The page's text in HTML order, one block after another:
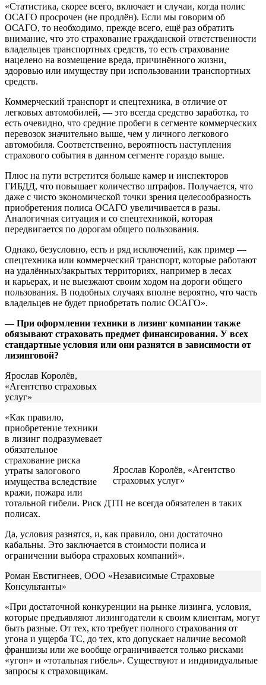
«Статистика, скорее всего, включает и случаи, когда полис
ОСАГО просрочен (не продлён). Если мы говорим об
ОСАГО, то необходимо, прежде всего, ещё раз обратить
внимание, что это страхование гражданской ответственности
владельцев транспортных средств, то есть страхование
нацелено на возмещение вреда, причинённого жизни,
здоровью или имуществу при использовании транспортных
средств.
Коммерческий транспорт и спецтехника, в отличие от
легковых автомобилей, — это всегда средство заработка, то
есть очевидно, что средние пробеги в сегменте коммерческих
перевозок значительно выше, чем у личного легкового
автомобиля. Соответственно, вероятность наступления
страхового события в данном сегменте гораздо выше.
Плюс на пути встретится больше камер и инспекторов
ГИБДД, что повышает количество штрафов. Получается, что
даже с чисто экономической точки зрения целесообразность
приобретения полиса ОСАГО увеличивается в разы.
Аналогичная ситуация и со спецтехникой, которая
передвигается по дорогам общего пользования.
Однако, безусловно, есть и ряд исключений, как пример —
спецтехника или коммерческий транспорт, которые работают
на удалённых/закрытых территориях, например в лесах
и карьерах, и не выезжают своим ходом на дороги общего
пользования. В подобных случаях вполне вероятно, что часть
владельцев не будет приобретать полис ОСАГО».
— При оформлении техники в лизинг компании также
обязывают страховать предмет финансирования. У всех
стандартные условия или они разнятся в зависимости от
лизинговой?
Ярослав Королёв, «Агентство
страховых услуг»
Ярослав Королёв,
«Агентство страховых
услуг»
«Как правило,
приобретение техники
в лизинг подразумевает
обязательное
страхование риска
утраты залогового
имущества вследствие
кражи, пожара или
тотальной гибели. Риск ДТП не всегда обязателен в таких
полисах.
Да, условия разнятся, и, как правило, они достаточно
кабальны. Это заключается в стоимости полиса и
ограничении выбора страховых компаний».
Роман Евстигнеев, ООО «Независимые Страховые
Консультанты»
«При достаточной конкуренции на рынке лизинга, условия,
которые предъявляют лизингодатели к своим клиентам, могут
быть разные. От тех, кто требует полного страхования от
угона и ущерба ТС, до тех, кто допускает наличие весомой
франшизы или же вообще ограничивается только рисками
«угон» и «тотальная гибель». Существуют и индивидуальные
запросы к страховщикам.